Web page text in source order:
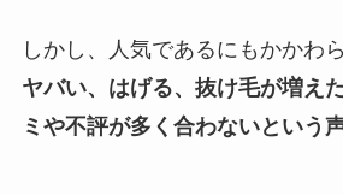
しかし、人気であるにもかかわ
ヤバい、はげる、抜け毛が増え
ミや不評が多く合わないという